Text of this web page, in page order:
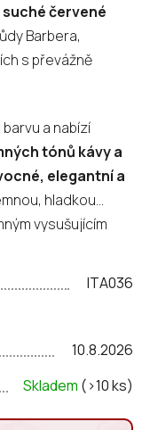
suché červené
Barbera,
s převážně
a nabízí
tónů kávy a
elegantní a
hladkou
vysušujícím
Skladem (>10 ks)
10.8.2026
ITA036